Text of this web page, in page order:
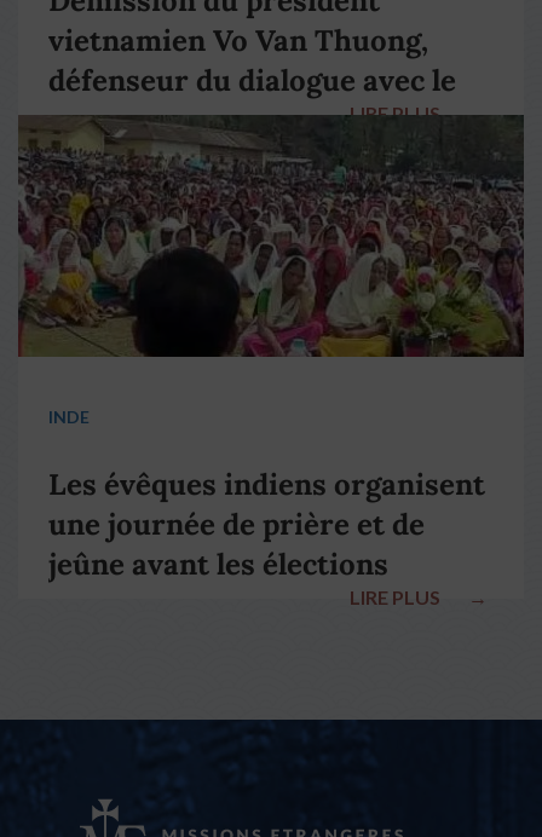
vietnamien Vo Van Thuong,
défenseur du dialogue avec le
pape François
LIRE PLUS →
INDE
Les évêques indiens organisent
une journée de prière et de
jeûne avant les élections
LIRE PLUS →